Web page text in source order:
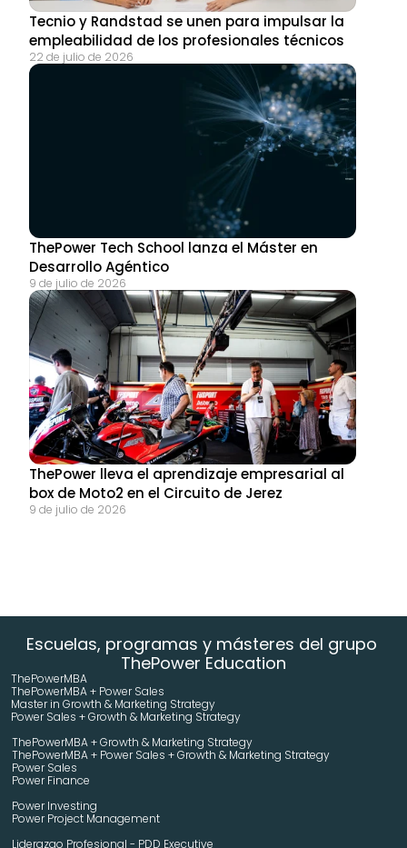
Tecnio y Randstad se unen para impulsar la
empleabilidad de los profesionales técnicos
22 de julio de 2026
ThePower Tech School lanza el Máster en
Desarrollo Agéntico
9 de julio de 2026
ThePower lleva el aprendizaje empresarial al
box de Moto2 en el Circuito de Jerez
9 de julio de 2026
Escuelas, programas y másteres del grupo
ThePower Education
ThePowerMBA
ThePowerMBA + Power Sales
Master in Growth & Marketing Strategy
Power Sales + Growth & Marketing Strategy
ThePowerMBA + Growth & Marketing Strategy
ThePowerMBA + Power Sales + Growth & Marketing Strategy
Power Sales
Power Finance
Power Investing
Power Project Management
Liderazgo Profesional - PDD Executive